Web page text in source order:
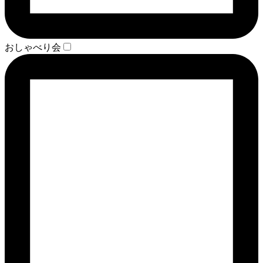
おしゃべり会